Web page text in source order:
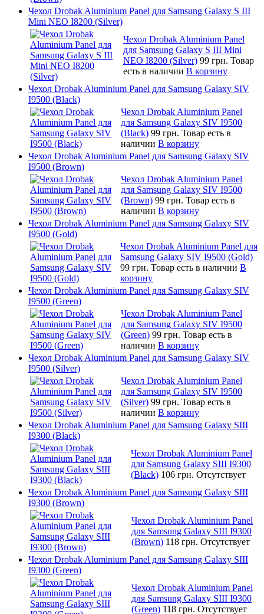
Чехол Drobak Aluminium Panel для Samsung Galaxy S III
Mini NEO I8200 (Silver)
Чехол Drobak Aluminium Panel
для Samsung Galaxy S III Mini
NEO I8200 (Silver) 99 грн. Товар
есть в наличии В корзину
Чехол Drobak Aluminium Panel для Samsung Galaxy SIV
I9500 (Black)
Чехол Drobak Aluminium Panel
для Samsung Galaxy SIV I9500
(Black) 99 грн. Товар есть в
наличии В корзину
Чехол Drobak Aluminium Panel для Samsung Galaxy SIV
I9500 (Brown)
Чехол Drobak Aluminium Panel
для Samsung Galaxy SIV I9500
(Brown) 99 грн. Товар есть в
наличии В корзину
Чехол Drobak Aluminium Panel для Samsung Galaxy SIV
I9500 (Gold)
Чехол Drobak Aluminium Panel для
Samsung Galaxy SIV I9500 (Gold)
99 грн. Товар есть в наличии В
корзину
Чехол Drobak Aluminium Panel для Samsung Galaxy SIV
I9500 (Green)
Чехол Drobak Aluminium Panel
для Samsung Galaxy SIV I9500
(Green) 99 грн. Товар есть в
наличии В корзину
Чехол Drobak Aluminium Panel для Samsung Galaxy SIV
I9500 (Silver)
Чехол Drobak Aluminium Panel
для Samsung Galaxy SIV I9500
(Silver) 99 грн. Товар есть в
наличии В корзину
Чехол Drobak Aluminium Panel для Samsung Galaxy SIII
I9300 (Black)
Чехол Drobak Aluminium Panel
для Samsung Galaxy SIII I9300
(Black) 106 грн. Отсутствует
Чехол Drobak Aluminium Panel для Samsung Galaxy SIII
I9300 (Brown)
Чехол Drobak Aluminium Panel
для Samsung Galaxy SIII I9300
(Brown) 118 грн. Отсутствует
Чехол Drobak Aluminium Panel для Samsung Galaxy SIII
I9300 (Green)
Чехол Drobak Aluminium Panel
для Samsung Galaxy SIII I9300
(Green) 118 грн. Отсутствует